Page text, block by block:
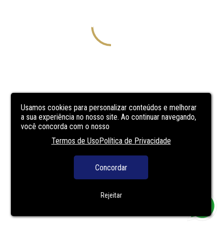
Usamos cookies para personalizar conteúdos e melhorar
a sua experiência no nosso site. Ao continuar navegando,
você concorda com o nosso
Termos de UsoPolítica de Privacidade
Concordar
Rejeitar